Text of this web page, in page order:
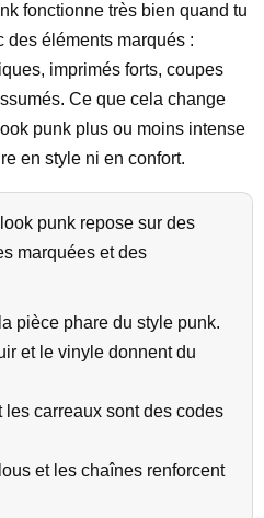
fonctionne très bien quand tu
des éléments marqués :
imprimés forts, coupes
Ce que cela change
punk plus ou moins intense
en style ni en confort.
look punk repose sur des
marquées et des
pièce phare du style punk.
et le vinyle donnent du
les carreaux sont des codes
et les chaînes renforcent